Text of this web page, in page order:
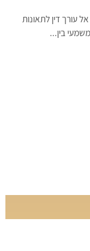
עורך דין לתאונות
בין...